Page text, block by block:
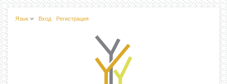
Язык Вход Регистрация